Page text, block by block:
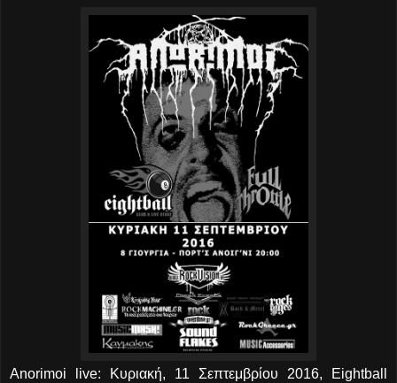
Anorimoi live: Κυριακή, 11 Σεπτεμβρίου 2016, Eightball